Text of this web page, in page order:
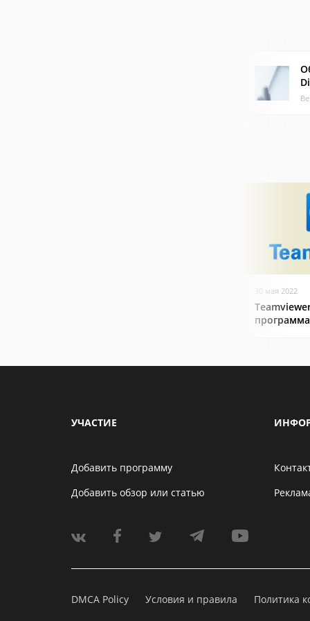
30 мая 2022
программа
УЧАСТИЕ
Добавить программу
Добавить обзор или статью
DMCA Policy Условия и правила Политика